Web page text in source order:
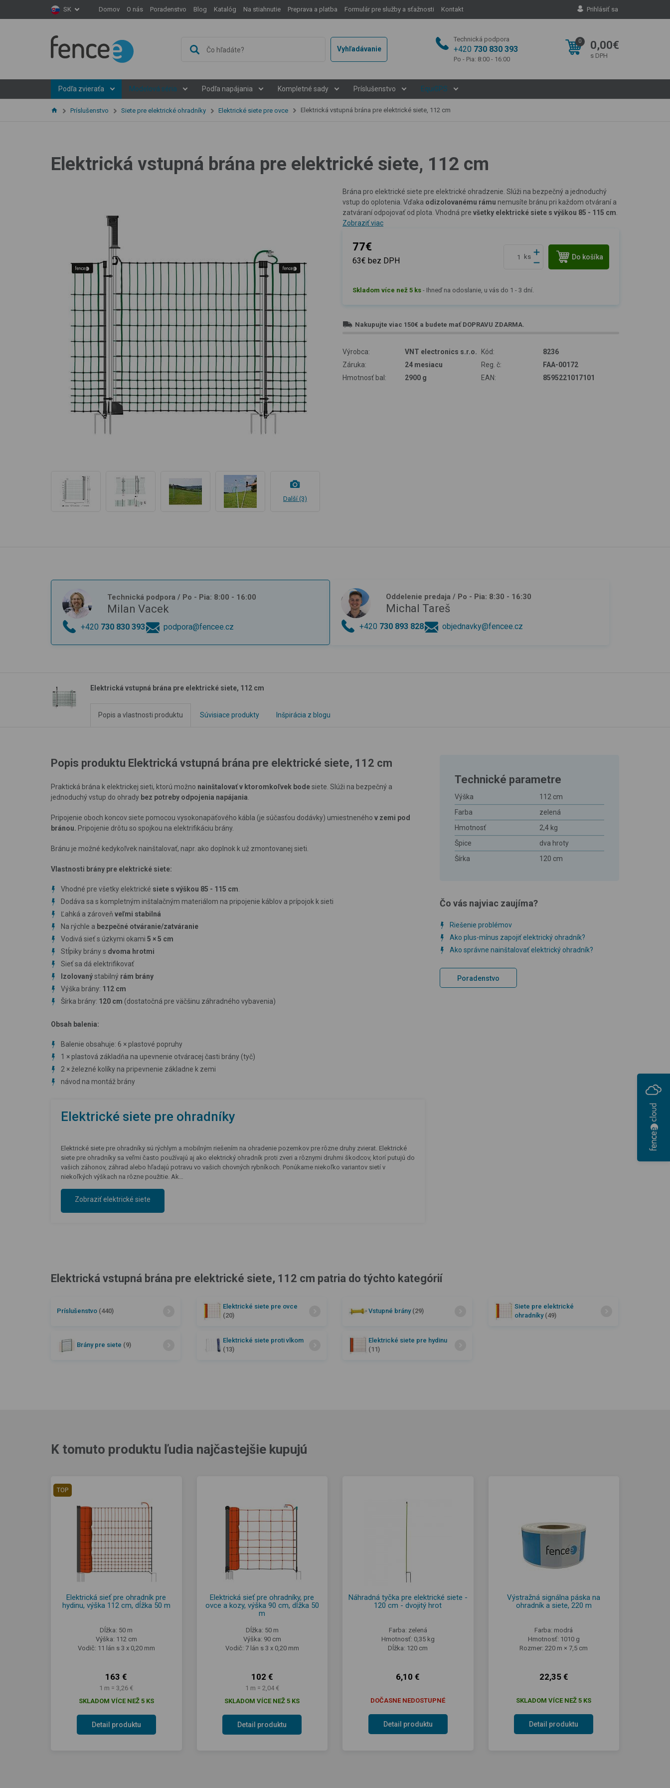
SK Domov O nás Poradenstvo Blog Katalóg Na stiahnutie Preprava a platba Formulár pre služby a sťažnosti Kontakt Prihlásiť sa
Vyhľadávanie
Technická podpora
+420 730 830 393
Po - Pia: 8:00 - 16:00
0 0,00€
s DPH
Podľa zvieraťa Modelová séria Podľa napájania Kompletné sady Príslušenstvo EquiGPS
Príslušenstvo Siete pre elektrické ohradníky Elektrické siete pre ovce Elektrická vstupná brána pre elektrické siete, 112 cm
Elektrická vstupná brána pre elektrické siete, 112 cm
Další (3)
Brána pro elektrické siete pre elektrické ohradzenie. Slúži na bezpečný a jednoduchý
vstup do oplotenia. Vďaka odizolovanému rámu nemusíte bránu pri každom otváraní a
zatváraní odpojovať od plota. Vhodná pre všetky elektrické siete s výškou 85 - 115 cm
Zobraziť viac
77€
63€ bez DPH ks Do košíka
Skladom více než 5 ks - Ihneď na odoslanie, u vás do 1 - 3 dní.
Nakupujte viac 150€ a budete mať DOPRAVU ZDARMA.
Výrobca: VNT electronics s.r.o. Kód:
8236
Záruka:
24 mesiacu Reg. č:
FAA-00172
Hmotnosť bal:
2900 g EAN: 8595221017101
Technická podpora / Po - Pia: 8:00 - 16:00
Milan Vacek
+420 730 830 393 podpora@fencee.cz
Oddelenie predaja / Po - Pia: 8:30 - 16:30
Michal Tareš
+420 730 893 828 objednavky@fencee.cz
Elektrická vstupná brána pre elektrické siete, 112 cm
Popis a vlastnosti produktu Súvisiace produkty Inšpirácia z blogu
Popis produktu Elektrická vstupná brána pre elektrické siete, 112 cm
Praktická brána k elektrickej sieti, ktorú možno nainštalovať v ktoromkoľvek bodesiete. Slúži na bezpečný a
jednoduchý vstup do ohrady bez potreby odpojenia napájania
Pripojenie oboch koncov siete pomocou vysokonapäťového kábla (je súčasťou dodávky) umiestneného v zemi pod
bránou. Pripojenie drôtu so spojkou na elektrifikáciu brány.
Bránu je možné kedykoľvek nainštalovať, napr. ako doplnok k už zmontovanej sieti.
Vlastnosti brány pre elektrické siete:
Vhodné pre všetky elektrické siete s výškou 85 - 115 cm
Dodáva sa s kompletným inštalačným materiálom na pripojenie káblov a prípojok k sieti
Ľahká a zároveň veľmi stabilná
Na rýchle a bezpečné otváranie/zatváranie
Vodivá sieť s úzkymi okami 5 × 5 cm
Stĺpiky brány s dvoma hrotmi
Sieť sa dá elektrifikovať
Izolovanýstabilný rám brány
Výška brány: 112 cm
Šírka brány: 120 cm (dostatočná pre väčšinu záhradného vybavenia)
Obsah balenia:
Balenie obsahuje: 6 × plastové popruhy
1 × plastová základňa na upevnenie otváracej časti brány (tyč)
2 × železné kolíky na pripevnenie základne k zemi
návod na montáž brány
Elektrické siete pre ohradníky
Elektrické siete pre ohradníky sú rýchlym a mobilným riešením na ohradenie pozemkov pre rôzne druhy zvierat. Elektrické
siete pre ohradníky sa veľmi často používajú aj ako elektrický ohradník proti zveri a rôznymi druhmi škodcov, ktorí putujú do
vašich záhonov, záhrad alebo hľadajú potravu vo vašich chovných rybníkoch. Ponúkame niekoľko variantov sietí v
niekoľkých výškach na rôzne použitie. Ak…
Zobraziť elektrické siete
Technické parametre
Výška
112 cm
Farba
zelená
Hmotnosť
2,4 kg
Špice
dva hroty
Šírka
120 cm
Čo vás najviac zaujíma?
Riešenie problémov
Ako plus-mínus zapojiť elektrický ohradník?
Ako správne nainštalovať elektrický ohradník?
Poradenstvo
Elektrická vstupná brána pre elektrické siete, 112 cm patria do týchto kategórií
Príslušenstvo (440)
Elektrické siete pre ovce
(20)
Vstupné brány (29)
Siete pre elektrické
ohradníky (49)
Brány pre siete (9)
Elektrické siete proti vlkom
(13)
Elektrické siete pre hydinu
(11)
K tomuto produktu ľudia najčastejšie kupujú
TOP
Elektrická sieť pre ohradník pre
hydinu, výška 112 cm, dĺžka 50 m
Dĺžka: 50 m
Výška: 112 cm
Vodič: 11 lán s 3 x 0,20 mm
163 €
1 m = 3,26 €
SKLADOM VÍCE NEŽ 5 KS
Detail produktu
Elektrická sieť pre ohradníky, pre
ovce a kozy, výška 90 cm, dĺžka 50
m
Dĺžka: 50 m
Výška: 90 cm
Vodič: 7 lán s 3 x 0,20 mm
102 €
1 m = 2,04 €
SKLADOM VÍCE NEŽ 5 KS
Detail produktu
Náhradná tyčka pre elektrické siete -
120 cm - dvojitý hrot
Farba: zelená
Hmotnosť: 0,35 kg
Dĺžka: 120 cm
6,10 €
DOČASNE NEDOSTUPNÉ
Detail produktu
Výstražná signálna páska na
ohradník a siete, 220 m
Farba: modrá
Hmotnosť: 1010 g
Rozmer: 220 m × 7,5 cm
22,35 €
SKLADOM VÍCE NEŽ 5 KS
Detail produktu